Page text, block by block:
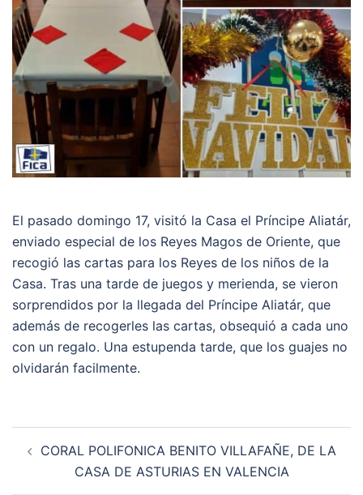
El pasado domingo 17, visitó la Casa el Príncipe Aliatár,
enviado especial de los Reyes Magos de Oriente, que
recogió las cartas para los Reyes de los niños de la
Casa. Tras una tarde de juegos y merienda, se vieron
sorprendidos por la llegada del Príncipe Aliatár, que
además de recogerles las cartas, obsequió a cada uno
con un regalo. Una estupenda tarde, que los guajes no
olvidarán facilmente.
de
entradas
CORAL POLIFONICA BENITO VILLAFAÑE, DE LA
CASA DE ASTURIAS EN VALENCIA